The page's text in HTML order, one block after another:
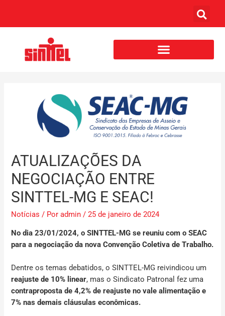
ATUALIZAÇÕES DA
NEGOCIAÇÃO ENTRE
SINTTEL-MG E SEAC!
Notícias / Poradmin /25 de janeiro de 2024
No dia 23/01/2024, o SINTTEL-MG se reuniu com o SEAC
para a negociação da nova Convenção Coletiva de Trabalho.
Dentre os temas debatidos, o SINTTEL-MG reivindicou um
reajuste de 10% linear, mas o Sindicato Patronal fez uma
contraproposta de4,2% de reajuste no vale alimentação e
7% nas demais cláusulas econômicas.